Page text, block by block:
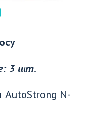
3 шт.
AutoStrong N-